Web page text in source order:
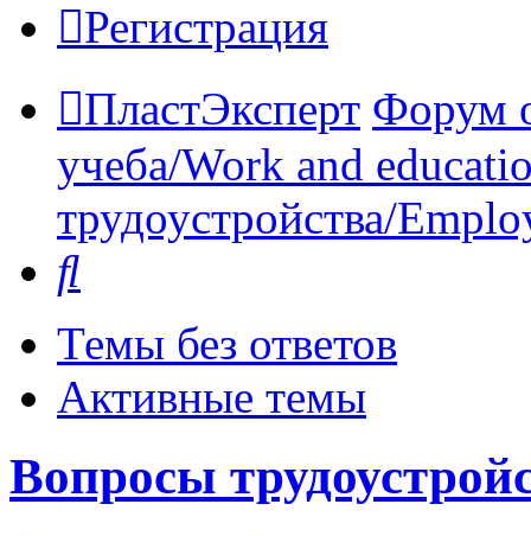
Регистрация
ПластЭксперт Форум
учеба/Work and
трудоустройства/
Темы без ответов
Активные темы
Вопросы